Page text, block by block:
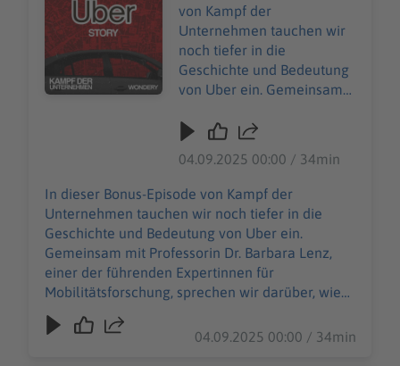
von Kampf der
Unternehmen tauchen wir
noch tiefer in die
Geschichte und Bedeutung
von Uber ein. Gemeinsam
Lenz, einer der führenden
Mobilitätsforschung,
sprechen wir darüber, wie
Uber Märkte im Sturm
erobert hat, welche Rolle
Plattform-Modelle bei der
urbanen Mobilität spielen
und welche Chancen sowie
Grenzen neue
Verkehrswende bieten. Von
04.09.2025 00:00 / 34min
In dieser Bonus-Episode von Kampf der
Unternehmen tauchen wir noch tiefer in die
Geschichte und Bedeutung von Uber ein.
Gemeinsam mit Professorin Dr. Barbara Lenz,
einer der führenden Expertinnen für
Mobilitätsforschung, sprechen wir darüber, wie
Uber Märkte im Sturm erobert hat, welche Rolle
Plattform-Modelle bei der urbanen Mobilität
04.09.2025 00:00 / 34min